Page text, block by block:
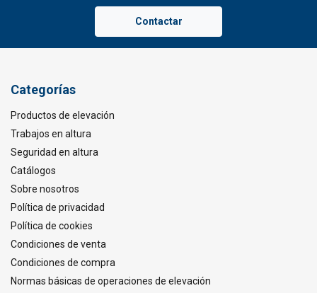
Contactar
Categorías
Productos de elevación
Trabajos en altura
Seguridad en altura
Catálogos
Sobre nosotros
Política de privacidad
Política de cookies
Condiciones de venta
Condiciones de compra
Normas básicas de operaciones de elevación